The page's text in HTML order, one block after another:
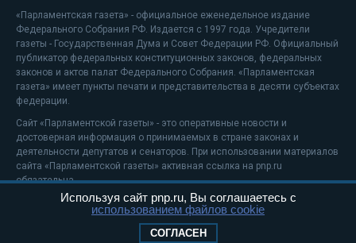
«Парламентская газета» - официальное еженедельное издание
Федерального Собрания РФ. Издается с 1997 года. Учредители
газеты - Государственная Дума и Совет Федерации РФ. Официальный
публикатор федеральных конституционных законов, федеральных
законов и актов палат Федерального Собрания. «Парламентская
газета» имеет пункты печати и представительства в десяти субъектах
федерации.
Сайт «Парламентской газеты» - это оперативные новости и
достоверная информация о принимаемых в стране законах и
деятельности депутатов и сенаторов. При использовании материалов
сайта «Парламентской газеты» активная ссылка на pnp.ru
обязательна.
На информационном ресурсе применяютсярекомендательные
Положение о защите персональных данных
Используя сайт pnp.ru, Вы соглашаетесь с
использованием файлов cookie
СОГЛАСЕН